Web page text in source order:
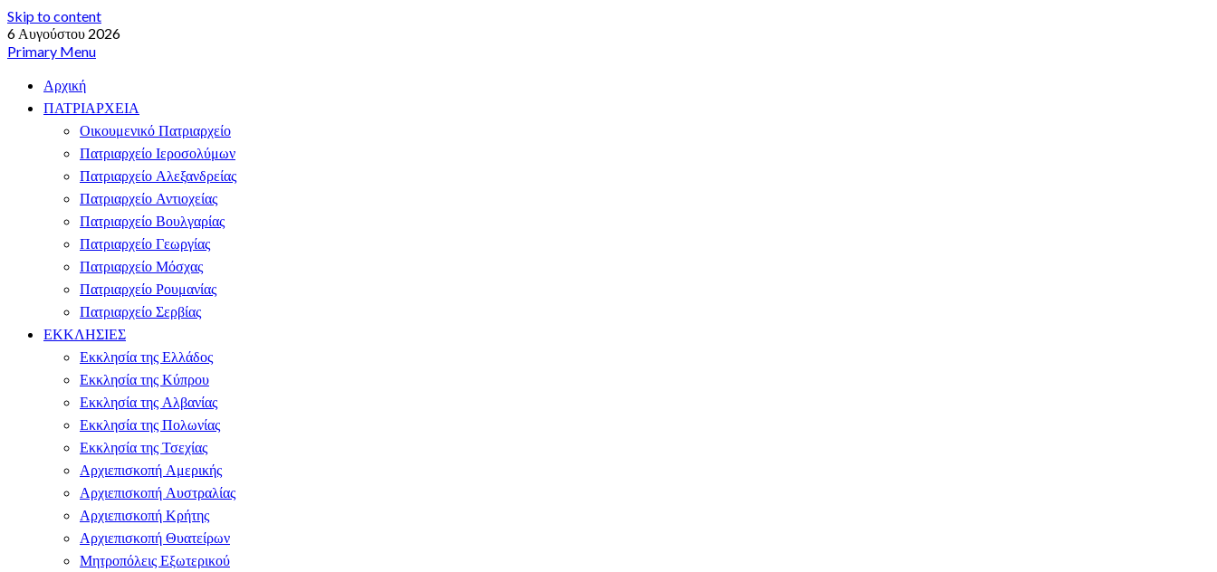
Skip to content
6 Αυγούστου 2026
Primary Menu
Αρχική
ΠΑΤΡΙΑΡΧΕΙΑ
Οικουμενικό Πατριαρχείο
Πατριαρχείο Ιεροσολύμων
Πατριαρχείο Αλεξανδρείας
Πατριαρχείο Αντιοχείας
Πατριαρχείο Βουλγαρίας
Πατριαρχείο Γεωργίας
Πατριαρχείο Μόσχας
Πατριαρχείο Ρουμανίας
Πατριαρχείο Σερβίας
ΕΚΚΛΗΣΙΕΣ
Εκκλησία της Ελλάδος
Εκκλησία της Κύπρου
Εκκλησία της Αλβανίας
Εκκλησία της Πολωνίας
Εκκλησία της Τσεχίας
Αρχιεπισκοπή Αμερικής
Αρχιεπισκοπή Αυστραλίας
Αρχιεπισκοπή Κρήτης
Αρχιεπισκοπή Θυατείρων
Μητροπόλεις Εξωτερικού